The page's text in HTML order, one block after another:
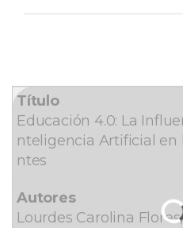
Educación 4.0: La
nteligencia Artificial en
ntes
Lourdes Carolina